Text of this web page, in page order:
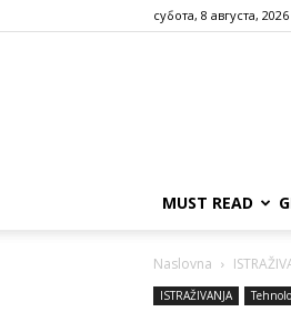
субота, 8 августа, 2026
MUST READ
Naslovna
ISTRAŽIVANJA